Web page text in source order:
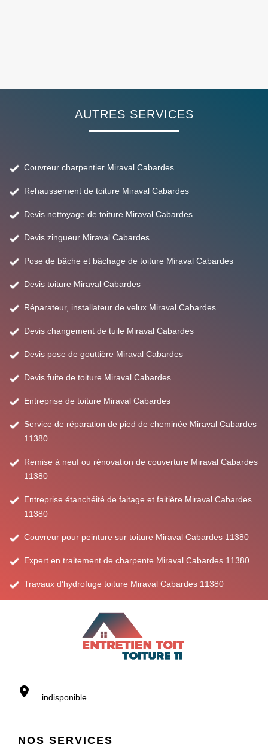
AUTRES SERVICES
Couvreur charpentier Miraval Cabardes
Rehaussement de toiture Miraval Cabardes
Devis nettoyage de toiture Miraval Cabardes
Devis zingueur Miraval Cabardes
Pose de bâche et bâchage de toiture Miraval Cabardes
Devis toiture Miraval Cabardes
Réparateur, installateur de velux Miraval Cabardes
Devis changement de tuile Miraval Cabardes
Devis pose de gouttière Miraval Cabardes
Devis fuite de toiture Miraval Cabardes
Entreprise de toiture Miraval Cabardes
Service de réparation de pied de cheminée Miraval Cabardes
11380
Remise à neuf ou rénovation de couverture Miraval Cabardes
11380
Entreprise étanchéité de faitage et faitière Miraval Cabardes
11380
Couvreur pour peinture sur toiture Miraval Cabardes 11380
Expert en traitement de charpente Miraval Cabardes 11380
Travaux d'hydrofuge toiture Miraval Cabardes 11380
indisponible
NOS SERVICES